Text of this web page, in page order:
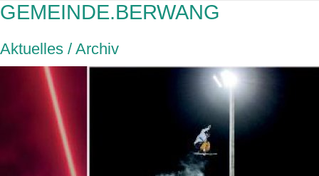
GEMEINDE.BERWANG
Aktuelles / Archiv